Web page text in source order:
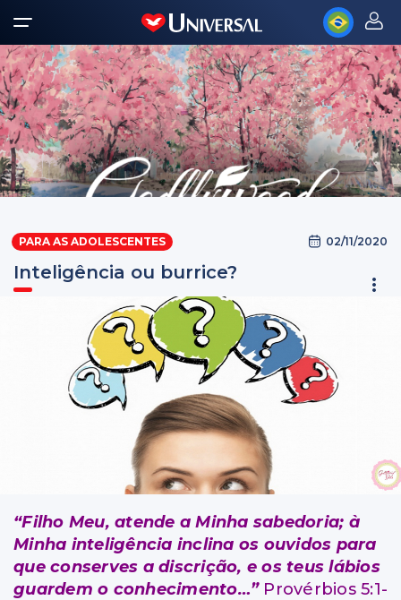
PARA AS ADOLESCENTES 02/11/2020
Inteligência ou burrice?
“Filho Meu, atende a Minha sabedoria; à
Minha inteligência inclina os ouvidos para
que conserves a discrição, e os teus lábios
guardem o conhecimento…”Provérbios 5:1-